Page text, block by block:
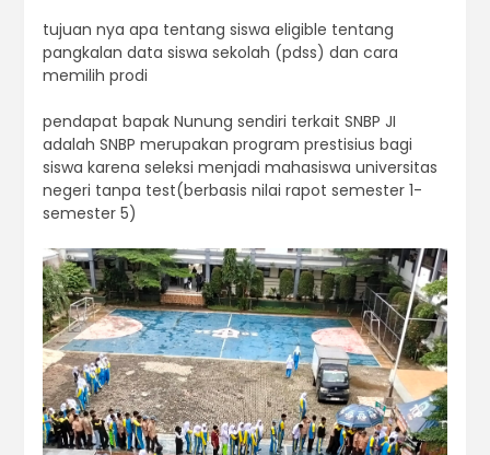
tujuan nya apa tentang siswa eligible tentang
pangkalan data siswa sekolah (pdss) dan cara
memilih prodi
pendapat bapak Nunung sendiri terkait SNBP JI
adalah SNBP merupakan program prestisius bagi
siswa karena seleksi menjadi mahasiswa universitas
negeri tanpa test(berbasis nilai rapot semester 1-
semester 5)